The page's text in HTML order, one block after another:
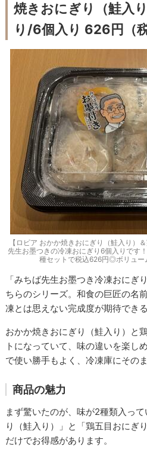
焼きおにぎり（鮭入
り/6個入り 626円（税
【ロピア おかか焼きおにぎり（鮭入り）
先生お墨つきの冷凍おにぎり6個入りです
種セットで税込626円◎ボリュー
「みちば先生お墨つき冷凍おにぎ
ちらのシリーズ。和食の巨匠の名
凍とは思えない完成度が期待できる
おかか焼きおにぎり（鮭入り）と
トになっていて、味の違いを楽し
で使い勝手もよく、冷凍庫にその
商品の魅力
まず驚いたのが、味が2種類入っ
り（鮭入り）」と「鶏五目おにぎ
だけでお得感があります。